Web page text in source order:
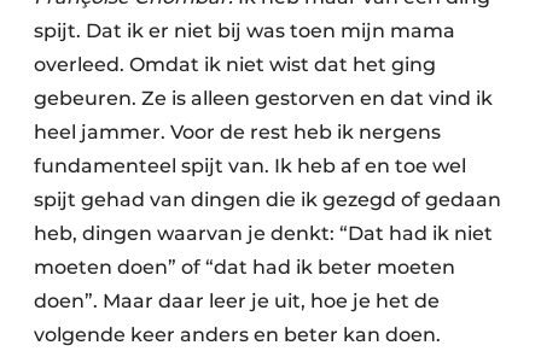
spijt. Dat ik er niet bij was toen mijn mama
overleed. Omdat ik niet wist dat het ging
gebeuren. Ze is alleen gestorven en dat vind ik
heel jammer. Voor de rest heb ik nergens
fundamenteel spijt van. Ik heb af en toe wel
spijt gehad van dingen die ik gezegd of gedaan
heb, dingen waarvan je denkt: “Dat had ik niet
moeten doen” of “dat had ik beter moeten
doen”. Maar daar leer je uit, hoe je het de
volgende keer anders en beter kan doen.